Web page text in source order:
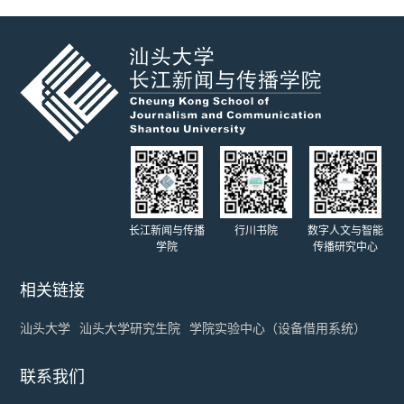
长江新闻与传播
学院
行川书院
数字人文与智能
传播研究中心
相关链接
汕头大学 汕头大学研究生院 学院实验中心（设备借用系统）
联系我们